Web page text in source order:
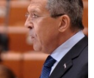
گزارش‌های ویدئویی
English
به ما بپیوندید